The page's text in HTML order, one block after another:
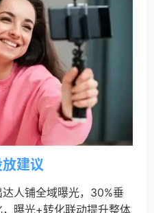
建议
人铺全域曝光，30%垂
曝光+转化联动提升整体